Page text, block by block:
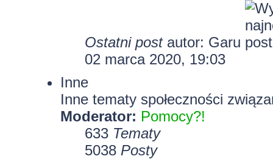
Ostatni postautor: Garu
02 marca 2020, 19:03
Inne
Inne tematy społeczności
Moderator: Pomocy?!
633 Tematy
5038 Posty